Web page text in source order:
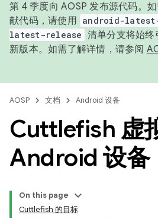
第 4 季度向 AOSP 发布源代码。
献代码，请使用 android-
latest-release 清单分支将始终
新版本。如需了解详情，请参阅
AOSP 文档 Android 设备
Cuttlefish 虚
Android 设备
On this page
Cuttlefish 的目标